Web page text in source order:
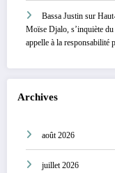
Bassa Justin sur
Moïse Djalo, s’inquiète du
appelle à la responsabilité
Archives
août 2026
juillet 2026